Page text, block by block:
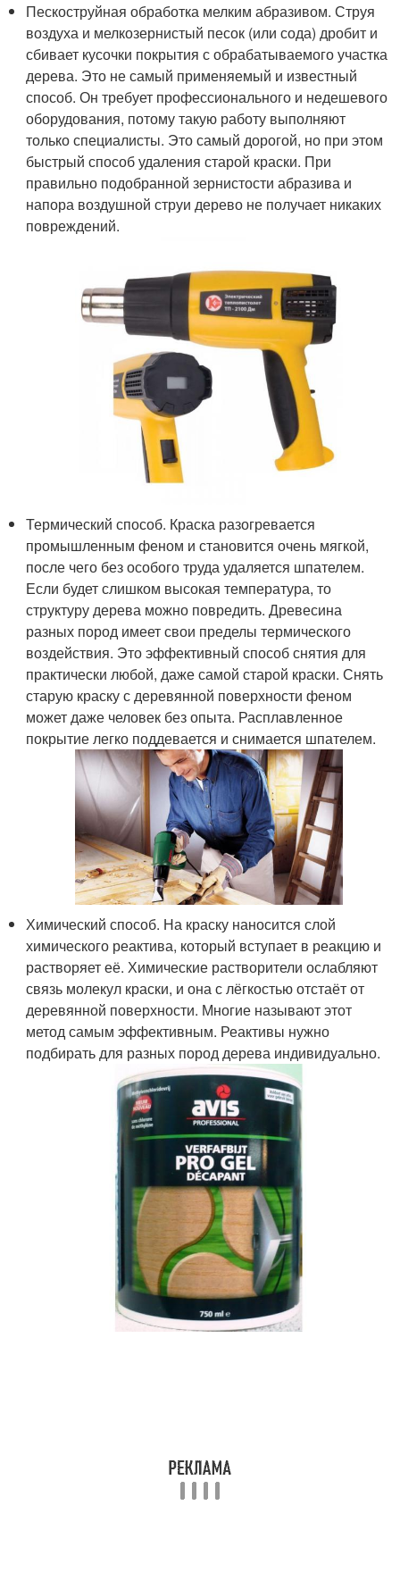
Пескоструйная обработка мелким абразивом. Струя
воздуха и мелкозернистый песок (или сода) дробит и
сбивает кусочки покрытия с обрабатываемого участка
дерева. Это не самый применяемый и известный
способ. Он требует профессионального и недешевого
оборудования, потому такую работу выполняют
только специалисты. Это самый дорогой, но при этом
быстрый способ удаления старой краски. При
правильно подобранной зернистости абразива и
напора воздушной струи дерево не получает никаких
повреждений.
Термический способ. Краска разогревается
промышленным феном и становится очень мягкой,
после чего без особого труда удаляется шпателем.
Если будет слишком высокая температура, то
структуру дерева можно повредить. Древесина
разных пород имеет свои пределы термического
воздействия. Это эффективный способ снятия для
практически любой, даже самой старой краски. Снять
старую краску с деревянной поверхности феном
может даже человек без опыта. Расплавленное
покрытие легко поддевается и снимается шпателем.
Химический способ. На краску наносится слой
химического реактива, который вступает в реакцию и
растворяет её. Химические растворители ослабляют
связь молекул краски, и она с лёгкостью отстаёт от
деревянной поверхности. Многие называют этот
метод самым эффективным. Реактивы нужно
подбирать для разных пород дерева индивидуально.